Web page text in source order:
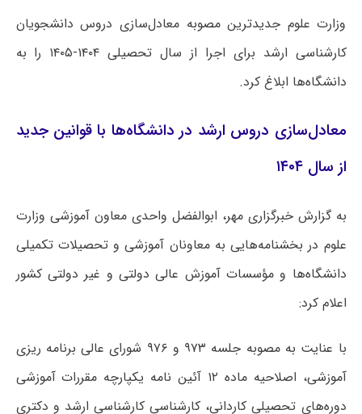
وزارت علوم جدیدترین مصوبه معادل‌سازی دروس دانشجویان
کارشناسی ارشد برای اجرا از سال تحصیلی ۱۴۰۴-۱۴۰۵ را به
دانشگاه‌ها ابلاغ کرد.
معادل‌سازی دروس ارشد در دانشگاه‌ها با قوانین جدید
از سال ۱۴۰۴
به گزارش خبرگزاری مهر، ابوالفضل واحدی معاون آموزشی وزارت
علوم در بخشنامه‌هایی به معاونان آموزشی و تحصیلات تکمیلی
دانشگاه‌ها و مؤسسات آموزش عالی دولتی و غیر دولتی کشور
اعلام کرد:
با عنایت به مصوبه جلسه ۹۷۳ و ۹۷۶ شورای عالی برنامه ریزی
آموزشی، اصلاحیه ماده ۱۲ آئین نامه یکپارچه مقررات آموزشی
دوره‌های تحصیلی کاردانی، کارشناسی کارشناسی ارشد و دکتری